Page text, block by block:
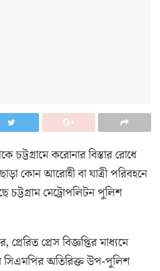
করোনার বিস্তার রোধে
কোন আরোহী বা যাত্রী পরিবহনে
চট্টগ্রাম মেট্রোপলিটন পুলিশ
প্রেস বিজ্ঞপ্তির মাধ্যমে
সিএমপির অতিরিক্ত উপ-পুলিশ